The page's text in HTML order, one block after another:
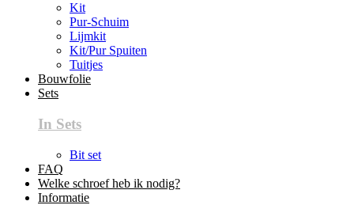
Kit
Pur-Schuim
Lijmkit
Kit/Pur Spuiten
Tuitjes
Bouwfolie
Sets
In Sets
Bit set
FAQ
Welke schroef heb ik nodig?
Informatie